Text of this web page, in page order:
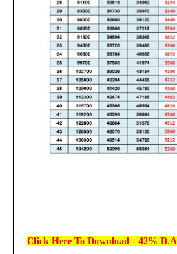
Click Here To Download - 42%